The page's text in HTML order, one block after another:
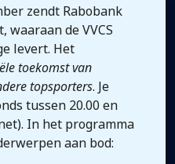
zendt Rabobank
de VVCS
levert. Het
toekomst van
topsporters. Je
tussen 20.00 en
In het programma
aan bod: